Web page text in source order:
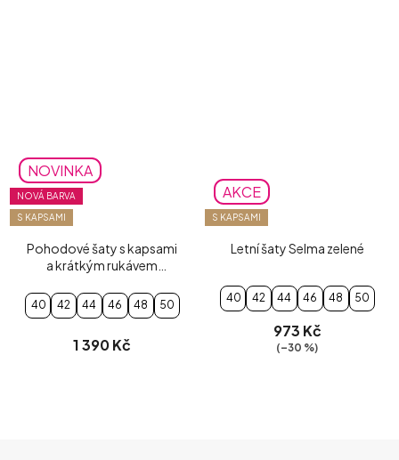
NOVINKA
NOVÁ BARVA
S KAPSAMI
Pohodové šaty s kapsami
a krátkým rukávem
40 42 44 46 48 50
1 390 Kč
AKCE
S KAPSAMI
Letní šaty Selma zelené
40 42 44 46 48 50
973 Kč
(–30 %)